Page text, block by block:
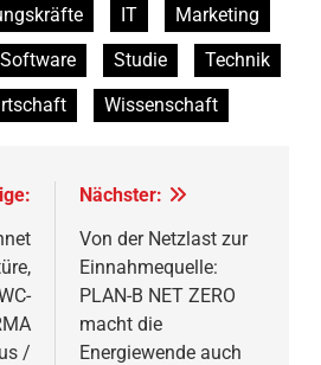
IT
Marketing
Software Studie
Technik
Wissenschaft
/
Nächster:
Von der Netzlast zur
Einnahmequelle:
PLAN-B NET ZERO
macht die
Energiewende auch